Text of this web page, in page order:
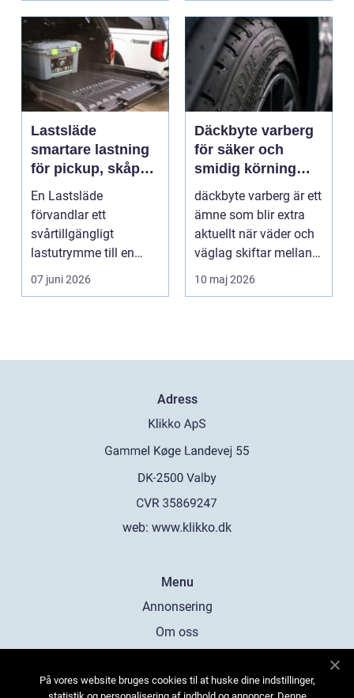
Lastsläde
smartare lastning
för pickup, skåpbil
och personbil
En Lastsläde
förvandlar ett
svårtillgängligt
lastutrymme till en
lättjobbad yta. Genom
att dra ut la...
07 juni 2026
Däckbyte varberg
för säker och
smidig körning
Året runt
däckbyte varberg är ett
ämne som blir extra
aktuellt när väder och
väglag skiftar mellan
sommar och ...
10 maj 2026
Adress
web: www.klikko.dk
Menu
Annonsering
Om oss
Kontakta oss
På vores website bruges cookies til at huske dine indstillinger,